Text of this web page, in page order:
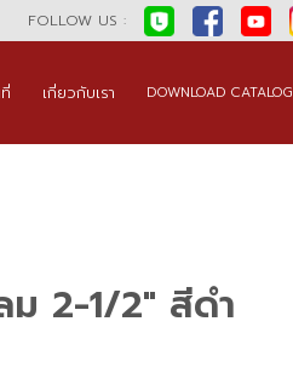
FOLLOW US :
เกี่ยวกับเรา DOWNLOAD CATALOG
2-1/2″ สีดำ